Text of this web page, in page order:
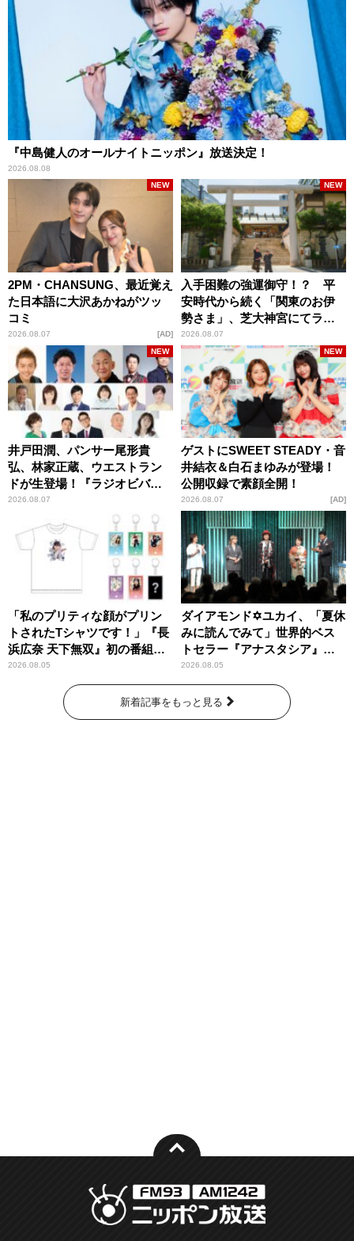
『中島健人のオールナイトニッポン』放送決定！
2026.08.08
2PM・CHANSUNG、最近覚え
た日本語に大沢あかねがツッ
コミ
2026.08.07
NEW
AD
入手困難の強運御守！？ 平
安時代から続く「関東のお伊
勢さま」、芝大神宮にてラン
パンプスが合格祈願！
2026.08.07
NEW
井戸田潤、パンサー尾形貴
弘、林家正蔵、ウエストラン
ドが生登場！『ラジオビバリ
ー昼ズ』
2026.08.07
NEW
ゲストにSWEET STEADY・音
井結衣＆白石まゆみが登場！
公開収録で素顔全開！
2026.08.07
NEW
AD
「私のプリティな顔がプリン
トされたTシャツです！」『長
浜広奈 天下無双』初の番組グ
ッズ発売
2026.08.05
ダイアモンド✡ユカイ、「夏休
みに読んでみて」世界的ベス
トセラー『アナスタシア』を
紹介
2026.08.05
新着記事をもっと見る